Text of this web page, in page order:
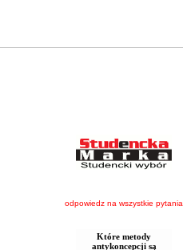
odpowiedz na wszystkie pytania